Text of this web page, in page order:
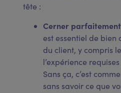
tête :
Cerner
est essentiel de bien
du client, y compris
l’expérience
Sans ça, c’est
sans savoir ce que